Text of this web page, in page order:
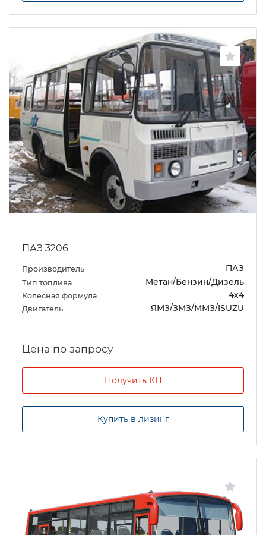
ПАЗ 3206
Производитель ПАЗ
Тип топлива Метан/Бензин/Дизель
Колесная формула 4х4
Двигатель ЯМЗ/ЗМЗ/ММЗ/ISUZU
Цена по запросу
Получить КП
Купить в лизинг